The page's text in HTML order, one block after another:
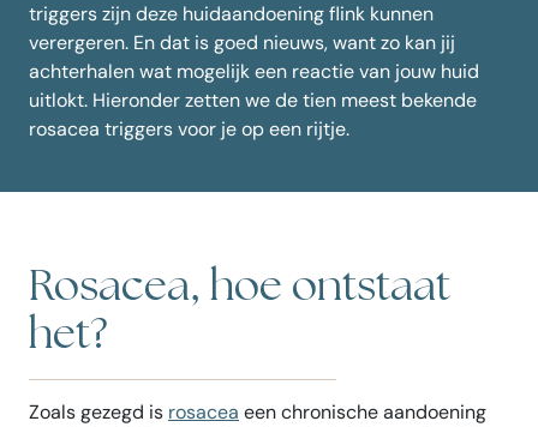
triggers zijn deze huidaandoening flink kunnen
verergeren. En dat is goed nieuws, want zo kan jij
achterhalen wat mogelijk een reactie van jouw huid
uitlokt. Hieronder zetten we de tien meest bekende
rosacea triggers voor je op een rijtje.
Rosacea, hoe ontstaat
het?
Zoals gezegd is rosacea een chronische aandoening